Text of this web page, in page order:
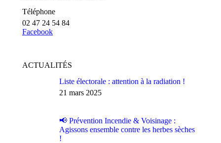
Téléphone
02 47 24 54 84
Facebook
ACTUALITÉS
Liste électorale : attention à la radiation !
21 mars 2025
📢 Prévention Incendie & Voisinage :
Agissons ensemble contre les herbes sèches
!